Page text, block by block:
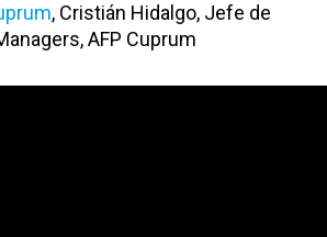
, Cristián Hidalgo, Jefe de
AFP Cuprum